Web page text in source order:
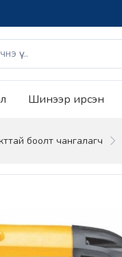
Шинээр ирсэн
боолт чангалагч